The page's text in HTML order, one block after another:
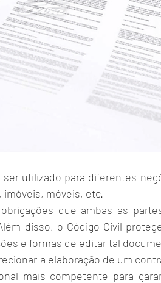
utilizado para diferentes
imóveis, móveis, etc.
que ambas as
disso, o Código Civil
e formas de editar tal
a elaboração de um
mais competente para